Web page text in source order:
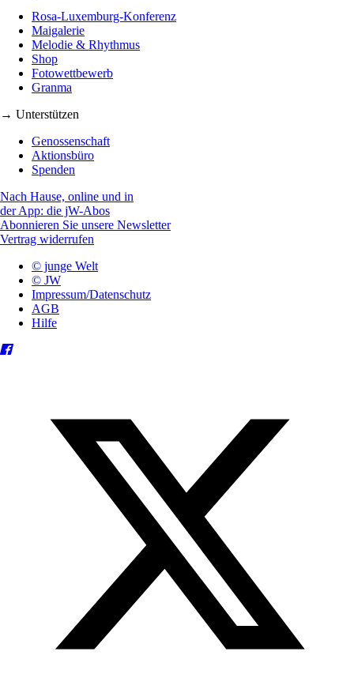
Rosa-Luxemburg-Konferenz
Maigalerie
Melodie & Rhythmus
Shop
Fotowettbewerb
Granma
→ Unterstützen
Genossenschaft
Aktionsbüro
Spenden
Nach Hause, online und in
der App: die jW-Abos
Abonnieren Sie unsere Newsletter
Vertrag widerrufen
© junge Welt
© JW
Impressum/Datenschutz
AGB
Hilfe